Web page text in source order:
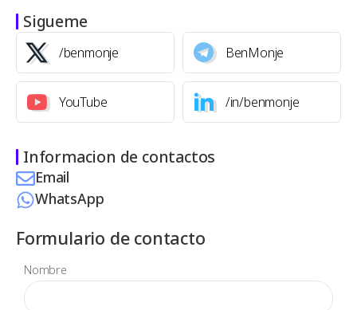
Formulario de contacto
Nombre
Sigueme
/benmonje BenMonje
YouTube /in/benmonje
Informacion de contactos
Email
WhatsApp